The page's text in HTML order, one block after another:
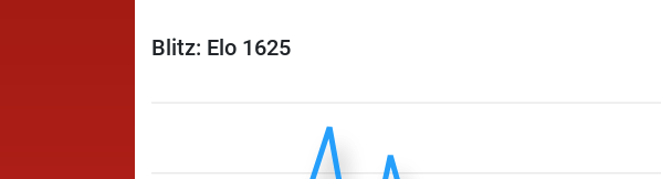
Blitz: Elo 1625